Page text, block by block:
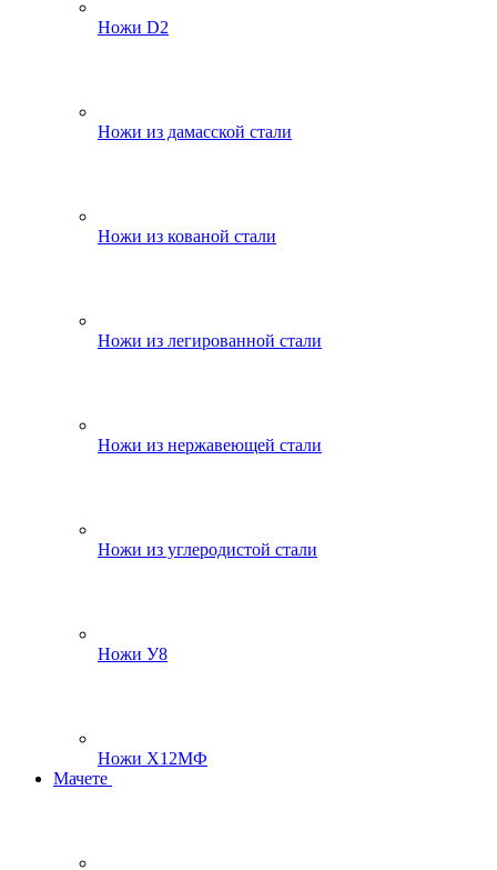
Ножи D2
Ножи из дамасской стали
Ножи из кованой стали
Ножи из легированной стали
Ножи из нержавеющей стали
Ножи из углеродистой стали
Ножи У8
Ножи Х12МФ
Мачете